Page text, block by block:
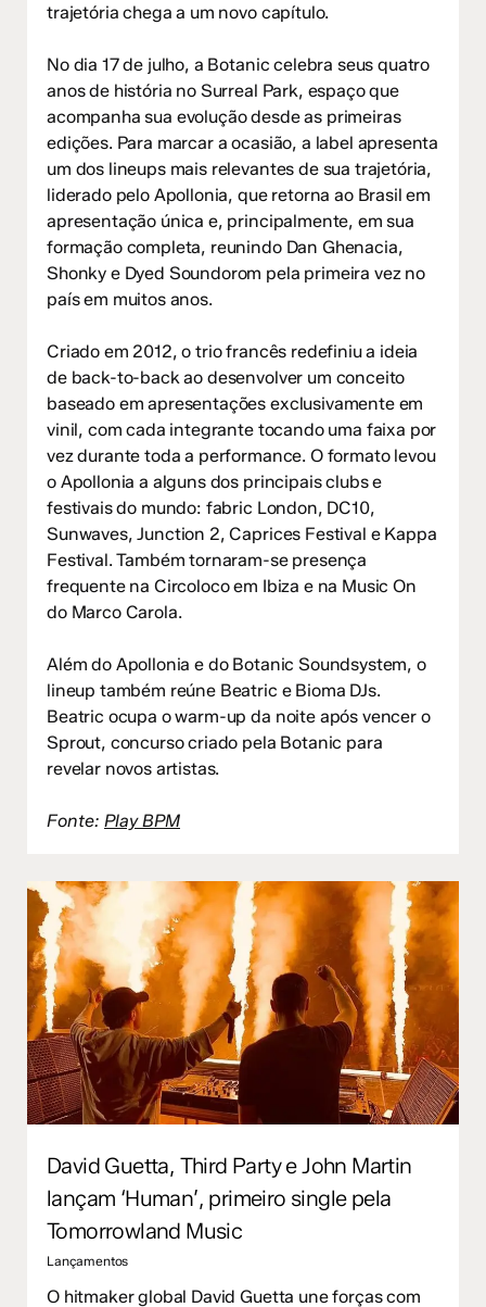
trajetória chega a um novo capítulo.
No dia 17 de julho, a Botanic celebra seus quatro
anos de história no Surreal Park, espaço que
acompanha sua evolução desde as primeiras
edições. Para marcar a ocasião, a label apresenta
um dos lineups mais relevantes de sua trajetória,
liderado pelo Apollonia, que retorna ao Brasil em
apresentação única e, principalmente, em sua
formação completa, reunindo Dan Ghenacia,
Shonky e Dyed Soundorom pela primeira vez no
país em muitos anos.
Criado em 2012, o trio francês redefiniu a ideia
de back-to-back ao desenvolver um conceito
baseado em apresentações exclusivamente em
vinil, com cada integrante tocando uma faixa por
vez durante toda a performance. O formato levou
o Apollonia a alguns dos principais clubs e
festivais do mundo: fabric London, DC10,
Sunwaves, Junction 2, Caprices Festival e Kappa
Festival. Também tornaram-se presença
frequente na Circoloco em Ibiza e na Music On
do Marco Carola.
Além do Apollonia e do Botanic Soundsystem, o
lineup também reúne Beatric e Bioma DJs.
Beatric ocupa o warm-up da noite após vencer o
Sprout, concurso criado pela Botanic para
revelar novos artistas.
Fonte: Play BPM
David Guetta, Third Party e John Martin
lançam ‘Human’, primeiro single pela
Tomorrowland Music
Lançamentos
O hitmaker global David Guetta une forças com